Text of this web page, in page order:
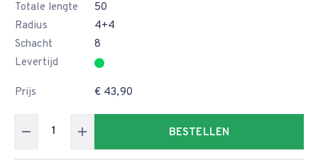
Totale lengte
50
Radius
4+4
Schacht
8
Levertijd
Prijs € 43,90
BESTELLEN